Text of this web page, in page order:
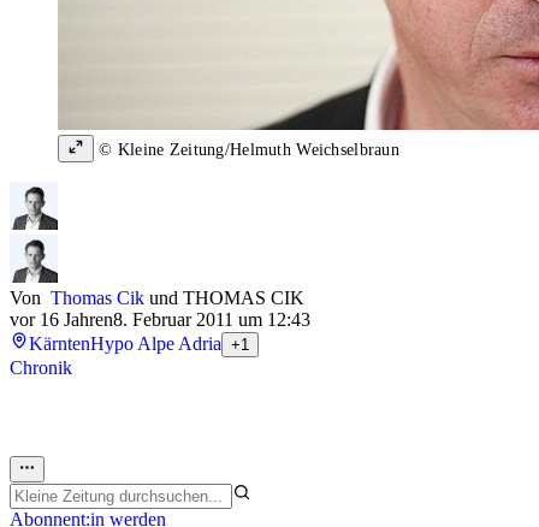
© Kleine Zeitung/Helmuth Weichselbraun
Von Thomas Cik und THOMAS CIK
vor 16 Jahren8. Februar 2011 um 12:43
KärntenHypo Alpe Adria +1
Chronik
Abonnent:in werden